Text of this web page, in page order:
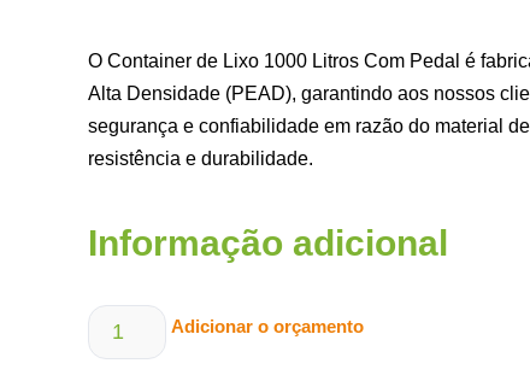
O Container de Lixo 1000 Litros Com Pedal é
Alta Densidade (PEAD), garantindo aos nossos
segurança e confiabilidade em razão do material
resistência e durabilidade.
Informação adicional
Adicionar o orçamento